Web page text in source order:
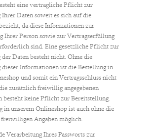
eine vertragliche Pflicht zur
Daten soweit es sich auf die
da diese Informationen zur
Ihrer Person sowie zur Vertragserfüllung
sind. Eine gesetzliche Pflicht zur
Daten besteht nicht. Ohne die
dieser Informationen ist die Bestellung in
und somit ein Vertragsschluss nicht
zusätzlich freiwillig angegebenen
besteht keine Pflicht zur Bereitstellung.
in unserem Onlineshop ist auch ohne die
freiwilligen Angaben möglich.
Verarbeitung Ihres Passworts zur